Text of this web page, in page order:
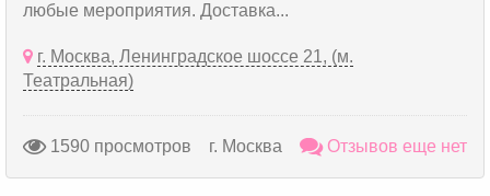
любые мероприятия. Доставка...
г. Москва, Ленинградское шоссе 21, (м.
Театральная)
1590 просмотров г. Москва Отзывов еще нет